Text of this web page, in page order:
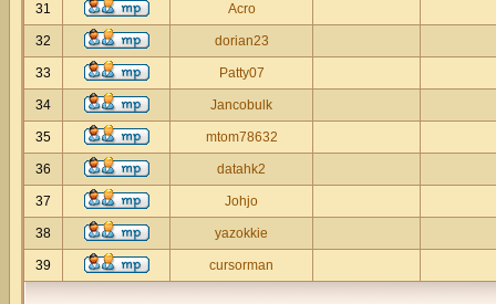
31 Acro
32 dorian23
33 Patty07
34 Jancobulk
35 mtom78632
36 datahk2
37 Johjo
38 yazokkie
39 cursorman